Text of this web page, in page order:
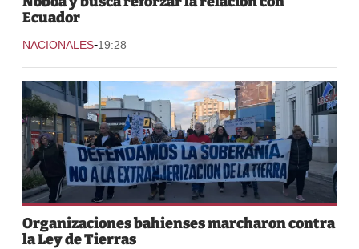
Ecuador
NACIONALES-19:28
Organizaciones bahienses marcharon contra
la Ley de Tierras